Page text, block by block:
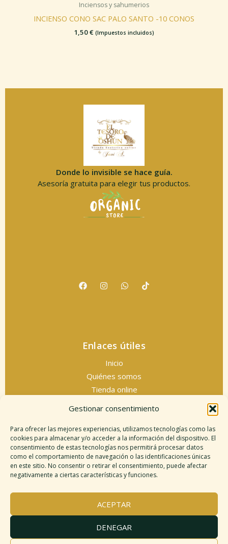
Gestionar consentimiento
Para ofrecer las mejores experiencias, utilizamos tecnologías como las
cookies para almacenar y/o acceder a la información del dispositivo. El
consentimiento de estas tecnologías nos permitirá procesar datos
como el comportamiento de navegación o las identificaciones únicas
en este sitio. No consentir o retirar el consentimiento, puede afectar
negativamente a ciertas características y funciones.
ACEPTAR
DENEGAR
Inciensos y sahumerios
INCIENSO CONO SAC PALO SANTO -10 CONOS
1,50€ (Impuestos incluidos)
Donde lo invisible se hace guía.
Asesoría gratuita para elegir tus productos.
Enlaces útiles
Inicio
Quiénes somos
Tienda online
Información legal
Política de cookies
Políticas de privacidad
Términos y condiciones